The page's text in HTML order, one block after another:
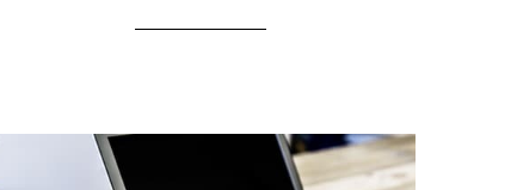
un meme facilitano la comunicazione di